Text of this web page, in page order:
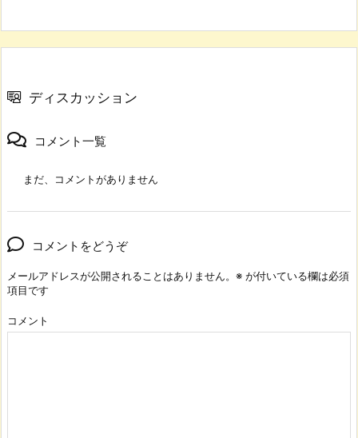
ディスカッション
コメント一覧
まだ、コメントがありません
コメントをどうぞ
メールアドレスが公開されることはありません。 ※ が付いている欄は必須
項目です
コメント